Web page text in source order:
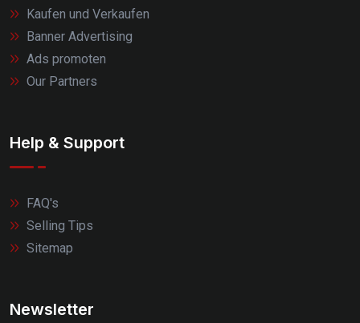
Kaufen und Verkaufen
Banner Advertising
Ads promoten
Our Partners
Help & Support
FAQ's
Selling Tips
Sitemap
Newsletter